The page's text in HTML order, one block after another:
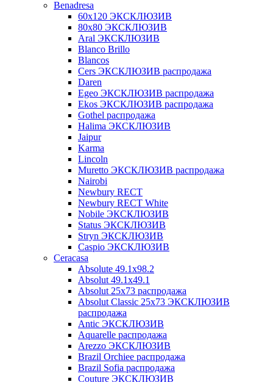
Benadresa
60х120 ЭКСКЛЮЗИВ
80х80 ЭКСКЛЮЗИВ
Aral ЭКСКЛЮЗИВ
Blanco Brillo
Blancos
Cers ЭКСКЛЮЗИВ распродажа
Daren
Egeo ЭКСКЛЮЗИВ распродажа
Ekos ЭКСКЛЮЗИВ распродажа
Gothel распродажа
Halima ЭКСКЛЮЗИВ
Jaipur
Karma
Lincoln
Muretto ЭКСКЛЮЗИВ распродажа
Nairobi
Newbury RECT
Newbury RECT White
Nobile ЭКСКЛЮЗИВ
Status ЭКСКЛЮЗИВ
Stryn ЭКСКЛЮЗИВ
Сaspio ЭКСКЛЮЗИВ
Ceracasa
Absolute 49.1x98.2
Absolut 49.1x49.1
Absolut 25x73 распродажа
Absolut Classic 25x73 ЭКСКЛЮЗИВ
распродажа
Antic ЭКСКЛЮЗИВ
Aquarelle распродажа
Arezzo ЭКСКЛЮЗИВ
Brazil Orchiee распродажа
Brazil Sofia распродажа
Couture ЭКСКЛЮЗИВ